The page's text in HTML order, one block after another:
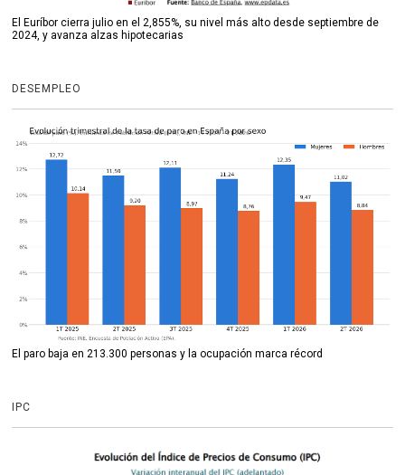
El Euríbor cierra julio en el 2,855%, su nivel más alto desde septiembre de
2024, y avanza alzas hipotecarias
DESEMPLEO
El paro baja en 213.300 personas y la ocupación marca récord
IPC